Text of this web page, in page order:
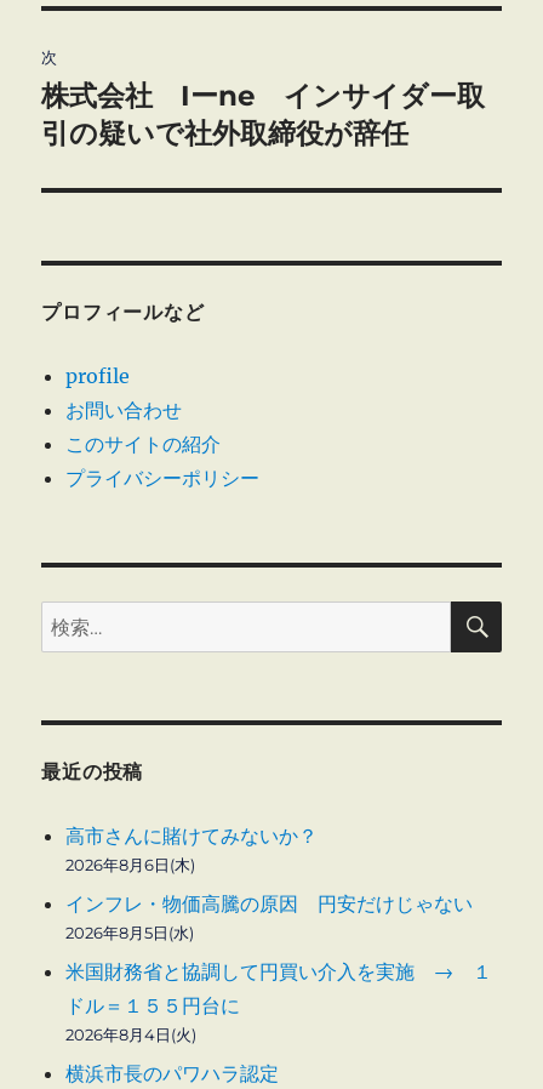
ゲ
ー
シ
次
次
の
稿:
株式会社 Iーne インサイダー取
引の疑いで社外取締役が辞任
プロフィールなど
profile
お問い合わせ
このサイトの紹介
プライバシーポリシー
検
索:
検
最近の投稿
高市さんに賭けてみないか？
2026年8月6日(木)
インフレ・物価高騰の原因 円安だけじゃない
2026年8月5日(水)
米国財務省と協調して円買い介入を実施 → １
ドル＝１５５円台に
2026年8月4日(火)
横浜市長のパワハラ認定